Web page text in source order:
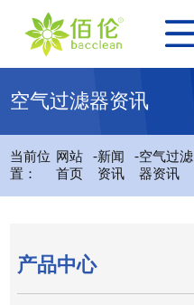
空气过滤器资讯
当前位
置：
网站
首页
-新闻
资讯
-空气过滤
器资讯
产品中心